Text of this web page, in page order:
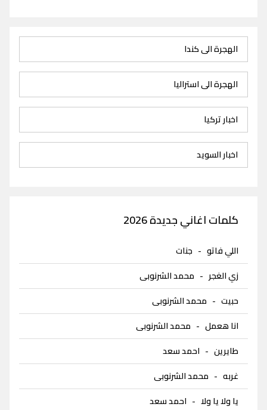
الهجرة الى كندا
الهجرة الى استراليا
اخبار تركيا
اخبار السويد
كلمات اغاني جديدة 2026
اللي فاتو - جنات
زي الغجر- محمد الشرنوبى
حبيت - محمد الشرنوبى
انا هعمل - محمد الشرنوبى
طايرين - احمد سعد
غربه - محمد الشرنوبى
يا ولا يا ولا - احمد سعد